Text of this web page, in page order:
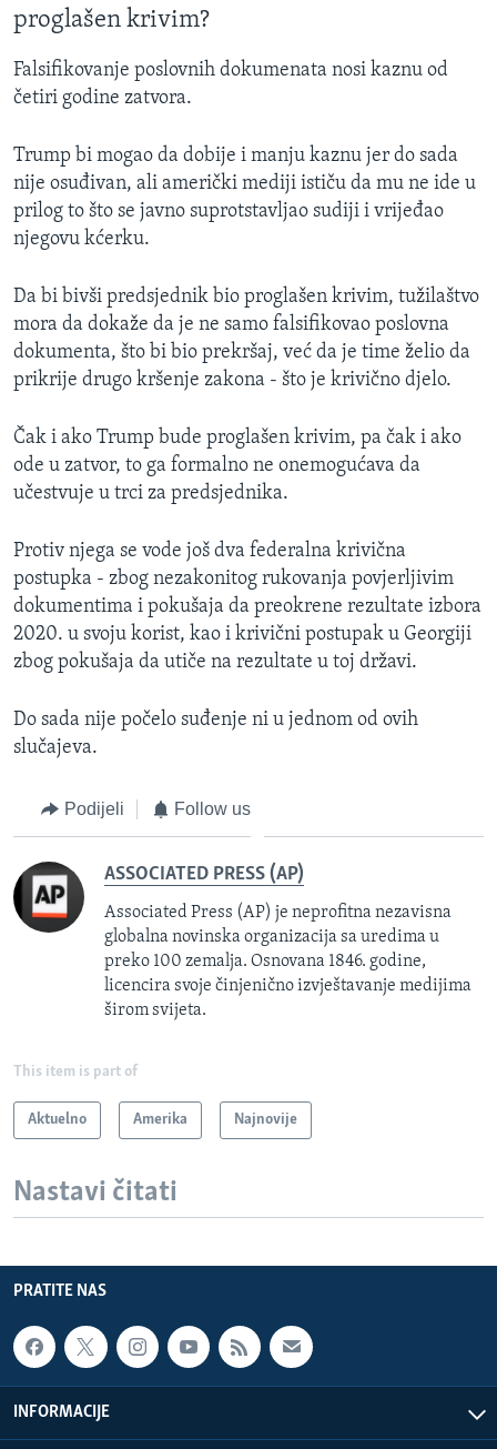
proglašen krivim?
Falsifikovanje poslovnih dokumenata nosi kaznu od
četiri godine zatvora.
Trump bi mogao da dobije i manju kaznu jer do sada
nije osuđivan, ali američki mediji ističu da mu ne ide u
prilog to što se javno suprotstavljao sudiji i vrijeđao
njegovu kćerku.
Da bi bivši predsjednik bio proglašen krivim, tužilaštvo
mora da dokaže da je ne samo falsifikovao poslovna
dokumenta, što bi bio prekršaj, već da je time želio da
prikrije drugo kršenje zakona - što je krivično djelo.
Čak i ako Trump bude proglašen krivim, pa čak i ako
ode u zatvor, to ga formalno ne onemogućava da
učestvuje u trci za predsjednika.
Protiv njega se vode još dva federalna krivična
postupka - zbog nezakonitog rukovanja povjerljivim
dokumentima i pokušaja da preokrene rezultate izbora
2020. u svoju korist, kao i krivični postupak u Georgiji
zbog pokušaja da utiče na rezultate u toj državi.
Do sada nije počelo suđenje ni u jednom od ovih
slučajeva.
Podijeli Follow us
ASSOCIATED PRESS (AP)
Associated Press (AP) je neprofitna nezavisna
globalna novinska organizacija sa uredima u
preko 100 zemalja. Osnovana 1846. godine,
licencira svoje činjenično izvještavanje medijima
širom svijeta.
This item is part of
Aktuelno Amerika Najnovije
Nastavi čitati
PRATITE NAS
INFORMACIJE